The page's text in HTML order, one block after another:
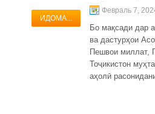
ИДОМА...
Февраль 7,
Бо мақсади дар
ва дастурҳои
Пешвои миллат,
Тоҷикистон
аҳолӣ